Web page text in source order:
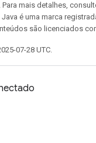
. Para mais detalhes,
Java é uma marca
são licenciados
07-28 UTC.